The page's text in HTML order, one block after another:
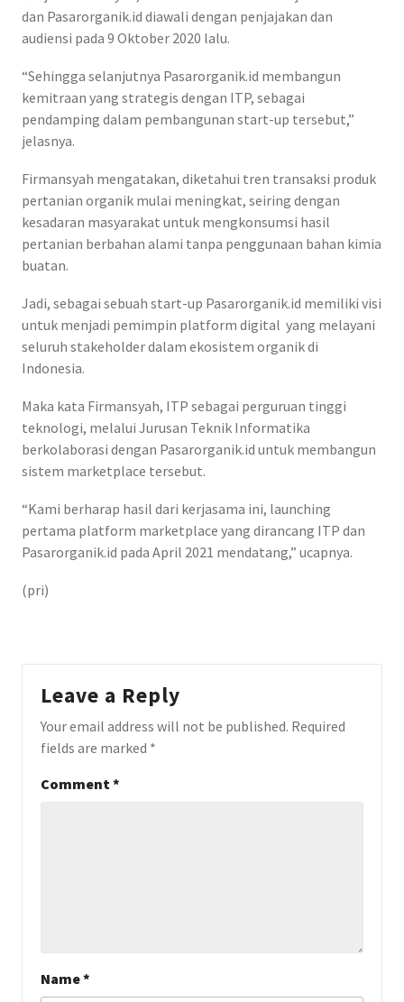
dan Pasarorganik.id diawali dengan penjajakan dan
audiensi pada 9 Oktober 2020 lalu.
“Sehingga selanjutnya Pasarorganik.id membangun
kemitraan yang strategis dengan ITP, sebagai
pendamping dalam pembangunan start-up tersebut,”
jelasnya.
Firmansyah mengatakan, diketahui tren transaksi produk
pertanian organik mulai meningkat, seiring dengan
kesadaran masyarakat untuk mengkonsumsi hasil
pertanian berbahan alami tanpa penggunaan bahan kimia
buatan.
Jadi, sebagai sebuah start-up Pasarorganik.id memiliki visi
untuk menjadi pemimpin platform digital yang melayani
seluruh stakeholder dalam ekosistem organik di
Indonesia.
Maka kata Firmansyah, ITP sebagai perguruan tinggi
teknologi, melalui Jurusan Teknik Informatika
berkolaborasi dengan Pasarorganik.id untuk membangun
sistem marketplace tersebut.
“Kami berharap hasil dari kerjasama ini, launching
pertama platform marketplace yang dirancang ITP dan
Pasarorganik.id pada April 2021 mendatang,” ucapnya.
(pri)
Leave a Reply
Your email address will not be published. Required
fields are marked *
Comment*
Name*